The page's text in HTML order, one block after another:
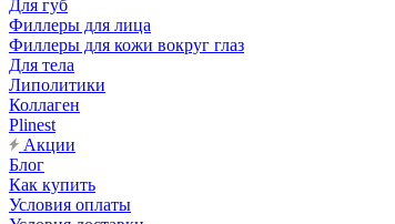
Для губ
Филлеры для лица
Филлеры для кожи вокруг глаз
Для тела
Липолитики
Коллаген
Plinest
Акции
Блог
Как купить
Условия оплаты